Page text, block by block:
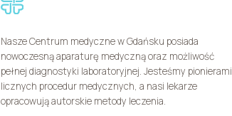
Nasze Centrum medyczne w Gdańsku posiada
nowoczesną aparaturę medyczną oraz możliwość
pełnej diagnostyki laboratoryjnej. Jesteśmy pionierami
licznych procedur medycznych, a nasi lekarze
opracowują autorskie metody leczenia.